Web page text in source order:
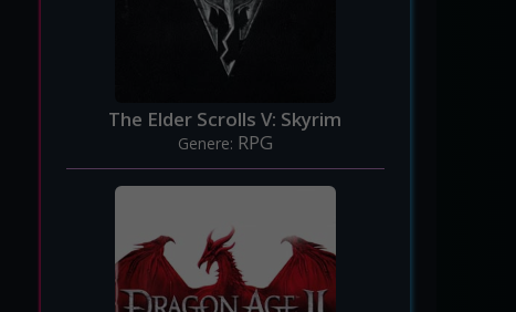
The Elder Scrolls V: Skyrim
Genere: RPG